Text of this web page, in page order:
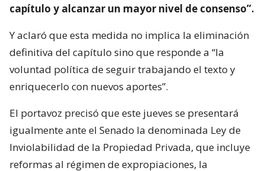
capítulo y alcanzar un mayor nivel de consenso”.
Y aclaró que esta medida no implica la eliminación
definitiva del capítulo sino que responde a “la
voluntad política de seguir trabajando el texto y
enriquecerlo con nuevos aportes”.
El portavoz precisó que este jueves se presentará
igualmente ante el Senado la denominada Ley de
Inviolabilidad de la Propiedad Privada, que incluye
reformas al régimen de expropiaciones, la